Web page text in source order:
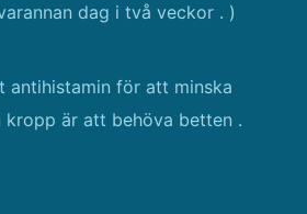
dag i två veckor . )
antihistamin för att minska
är att behöva betten .